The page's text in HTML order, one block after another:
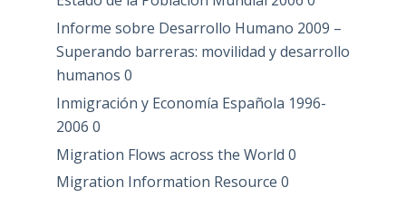
Informe sobre Desarrollo Humano 2009 –
Superando barreras: movilidad y desarrollo
humanos 0
Inmigración y Economía Española 1996-
2006 0
Migration Flows across the World 0
Migration Information Resource 0